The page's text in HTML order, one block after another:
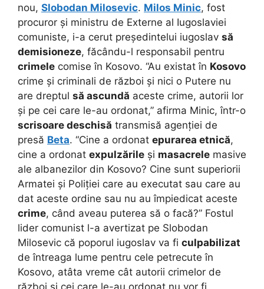
nou, Slobodan Milosevic. Milos Minic, fost
procuror și ministru de Externe al Iugoslaviei
comuniste, i-a cerut președintelui iugoslav să
demisioneze, făcându-l responsabil pentru
crimele comise în Kosovo. “Au existat în Kosovo
crime și criminali de război și nici o Putere nu
are dreptul să ascundă aceste crime, autorii lor
și pe cei care le-au ordonat,” afirma Minic, într-o
scrisoare deschisă transmisă agenției de
presă Beta. “Cine a ordonat epurarea etnică,
cine a ordonat expulzările și masacrele masive
ale albanezilor din Kosovo? Cine sunt superiorii
Armatei și Poliției care au executat sau care au
dat aceste ordine sau nu au împiedicat aceste
crime, când aveau puterea să o facă?” Fostul
lider comunist l-a avertizat pe Slobodan
Milosevic că poporul iugoslav va fi culpabilizat
de întreaga lume pentru cele petrecute în
Kosovo, atâta vreme cât autorii crimelor de